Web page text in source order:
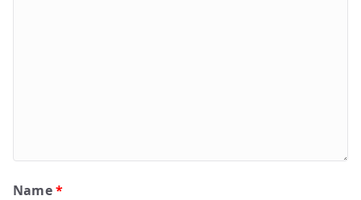
Name*